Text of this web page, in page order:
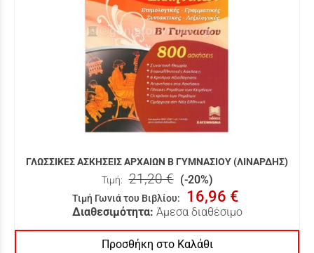
ΓΛΩΣΣΙΚΕΣ ΑΣΚΗΣΕΙΣ ΑΡΧΑΙΩΝ Β ΓΥΜΝΑΣΙΟΥ (ΛΙΝΑΡΔΗΣ)
Τιμή: 21,20 € (-20%)
Τιμή Γωνιά του Βιβλίου: 16,96 €
Διαθεσιμότητα: Άμεσα διαθέσιμο
Προσθήκη στο Καλάθι